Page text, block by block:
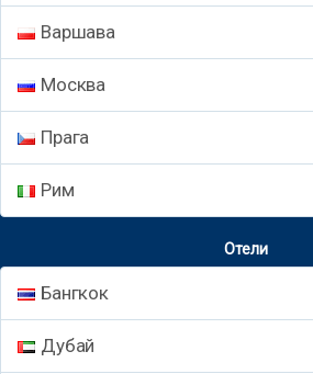
Варшава
Москва
Прага
Рим
Отели
Бангкок
Дубай